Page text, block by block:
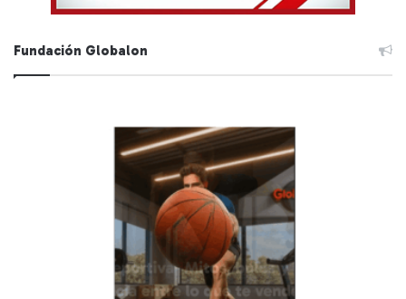
Fundación Globalon